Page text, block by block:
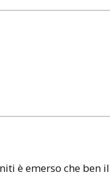
è emerso che ben il